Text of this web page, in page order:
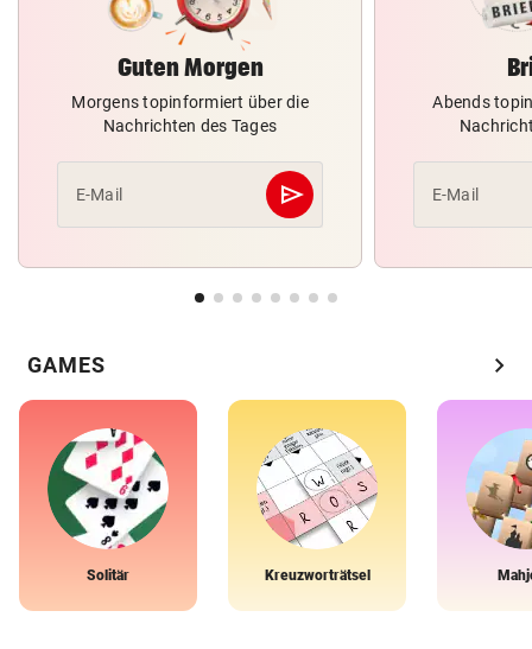
Guten Morgen
Morgens topinformiert über die
Nachrichten des Tages
E-Mail send
Abschicken
Abends
E-Mail
GAMES chevron_right
Solitär Kreuzworträtsel